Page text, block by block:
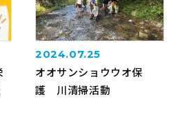
2024.07.25
オオサンショウウオ保
護 川清掃活動